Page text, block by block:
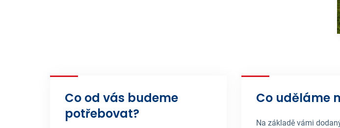
Co od vás budeme
potřebovat?
Co uděláme
Na základě vámi